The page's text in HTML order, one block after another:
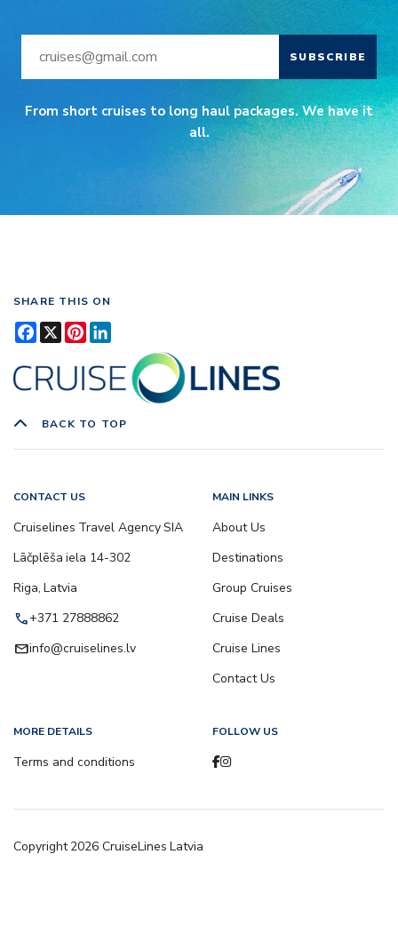
SUBSCRIBE
From short cruises to long haul packages. We have it
all.
SHARE THIS ON
Facebook
X Pinterest
BACK TO TOP
CONTACT US
Cruiselines Travel Agency SIA
Lāčplēša iela 14-302
Riga, Latvia
call+371 27888862
emailinfo@cruiselines.lv
MAIN LINKS
About Us
Destinations
Group Cruises
Cruise Deals
Cruise Lines
Contact Us
MORE DETAILS
Terms and conditions
FOLLOW US
Copyright2026 CruiseLines Latvia